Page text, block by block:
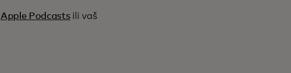
Apple Podcastsili vaš